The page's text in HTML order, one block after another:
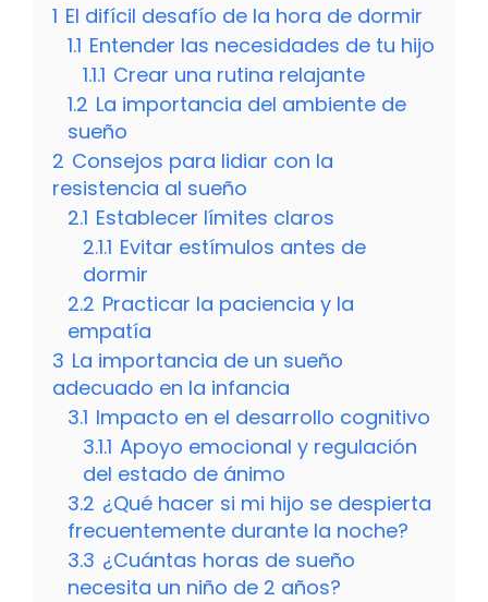
1 El difícil desafío de la hora de dormir
1.1 Entender las necesidades de tu hijo
1.1.1 Crear una rutina relajante
1.2 La importancia del ambiente de
sueño
2 Consejos para lidiar con la
resistencia al sueño
2.1 Establecer límites claros
2.1.1 Evitar estímulos antes de
dormir
2.2 Practicar la paciencia y la
empatía
3 La importancia de un sueño
adecuado en la infancia
3.1 Impacto en el desarrollo cognitivo
3.1.1 Apoyo emocional y regulación
del estado de ánimo
3.2 ¿Qué hacer si mi hijo se despierta
frecuentemente durante la noche?
3.3 ¿Cuántas horas de sueño
necesita un niño de 2 años?